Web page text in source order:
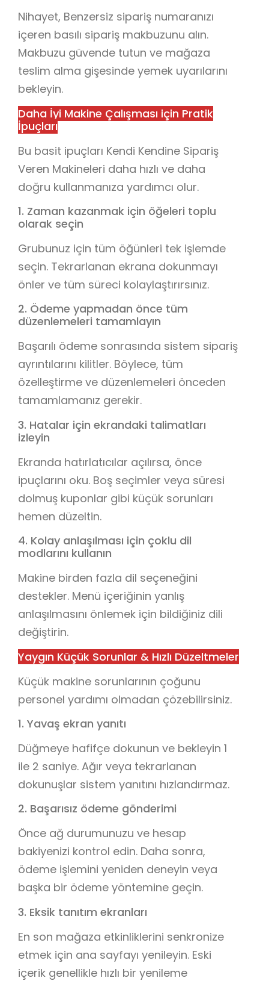
Nihayet, Benzersiz sipariş numaranızı
içeren basılı sipariş makbuzunu alın.
Makbuzu güvende tutun ve mağaza
teslim alma gişesinde yemek uyarılarını
bekleyin.
Daha İyi Makine Çalışması için Pratik
İpuçları
Bu basit ipuçları Kendi Kendine Sipariş
Veren Makineleri daha hızlı ve daha
doğru kullanmanıza yardımcı olur.
1. Zaman kazanmak için öğeleri toplu
olarak seçin
Grubunuz için tüm öğünleri tek işlemde
seçin. Tekrarlanan ekrana dokunmayı
önler ve tüm süreci kolaylaştırırsınız.
2. Ödeme yapmadan önce tüm
düzenlemeleri tamamlayın
Başarılı ödeme sonrasında sistem sipariş
ayrıntılarını kilitler. Böylece, tüm
özelleştirme ve düzenlemeleri önceden
tamamlamanız gerekir.
3. Hatalar için ekrandaki talimatları
izleyin
Ekranda hatırlatıcılar açılırsa, önce
ipuçlarını oku. Boş seçimler veya süresi
dolmuş kuponlar gibi küçük sorunları
hemen düzeltin.
4. Kolay anlaşılması için çoklu dil
modlarını kullanın
Makine birden fazla dil seçeneğini
destekler. Menü içeriğinin yanlış
anlaşılmasını önlemek için bildiğiniz dili
değiştirin.
Yaygın Küçük Sorunlar & Hızlı Düzeltmeler
Küçük makine sorunlarının çoğunu
personel yardımı olmadan çözebilirsiniz.
1. Yavaş ekran yanıtı
Düğmeye hafifçe dokunun ve bekleyin 1
ile 2 saniye. Ağır veya tekrarlanan
dokunuşlar sistem yanıtını hızlandırmaz.
2. Başarısız ödeme gönderimi
Önce ağ durumunuzu ve hesap
bakiyenizi kontrol edin. Daha sonra,
ödeme işlemini yeniden deneyin veya
başka bir ödeme yöntemine geçin.
3. Eksik tanıtım ekranları
En son mağaza etkinliklerini senkronize
etmek için ana sayfayı yenileyin. Eski
içerik genellikle hızlı bir yenileme